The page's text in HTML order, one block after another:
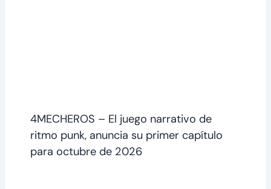
4MECHEROS – El juego narrativo de
ritmo punk, anuncia su primer capítulo
para octubre de 2026